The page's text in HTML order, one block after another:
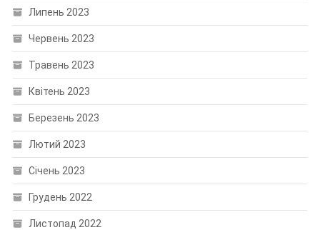
Липень 2023
Червень 2023
Травень 2023
Квітень 2023
Березень 2023
Лютий 2023
Січень 2023
Грудень 2022
Листопад 2022